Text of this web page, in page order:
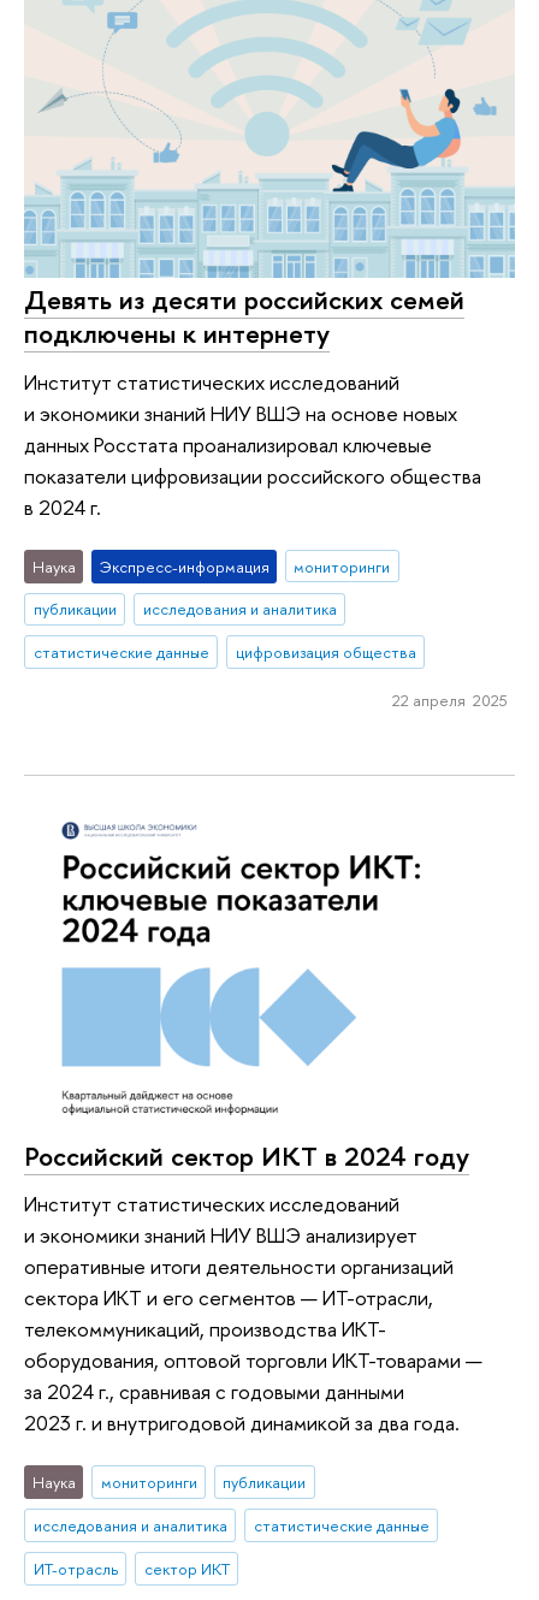
Девять из десяти российских семей
подключены к интернету
Институт статистических исследований
и экономики знаний НИУ ВШЭ на основе новых
данных Росстата проанализировал ключевые
показатели цифровизации российского общества
в 2024 г.
Наука Экспресс-информация
мониторинги
публикации
исследования и аналитика
статистические данные
цифровизация общества
22 апреля 2025
Российский сектор ИКТ в 2024 году
Институт статистических исследований
и экономики знаний НИУ ВШЭ анализирует
оперативные итоги деятельности организаций
сектора ИКТ и его сегментов — ИТ-отрасли,
телекоммуникаций, производства ИКТ-
оборудования, оптовой торговли ИКТ-товарами —
за 2024 г., сравнивая с годовыми данными
2023 г. и внутригодовой динамикой за два года.
Наука мониторинги
публикации
исследования и аналитика
статистические данные
ИТ-отрасль
сектор ИКТ